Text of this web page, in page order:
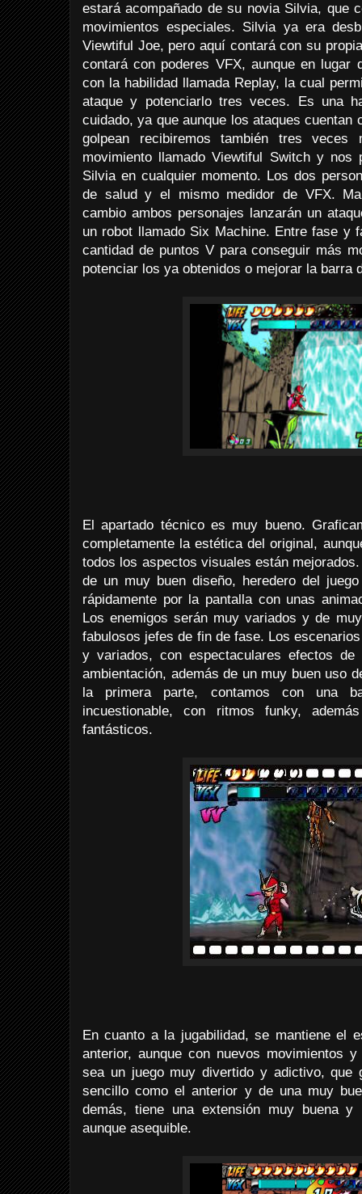
estará acompañado de su novia Silvia, que
movimientos especiales. Silvia ya era
Viewtiful Joe, pero aquí contará con su
contará con poderes VFX, aunque en lugar
con la habilidad llamada Replay, la cual
ataque y potenciarlo tres veces. Es una
cuidado, ya que aunque los ataques
golpean recibiremos también tres veces
movimiento llamado Viewtiful Switch y
Silvia en cualquier momento. Los dos
de salud y el mismo medidor de VFX.
cambio ambos personajes lanzarán un
un robot llamado Six Machine. Entre fase y
cantidad de puntos V para conseguir más
potenciar los ya obtenidos o mejorar la barra
El apartado técnico es muy bueno.
completamente la estética del original,
todos los aspectos visuales están
de un muy buen diseño, heredero del
rápidamente por la pantalla con unas
Los enemigos serán muy variados y de
fabulosos jefes de fin de fase. Los
y variados, con espectaculares efectos
ambientación, además de un muy buen uso
la primera parte, contamos con una
incuestionable, con ritmos funky,
fantásticos.
En cuanto a la jugabilidad, se mantiene el
anterior, aunque con nuevos movimientos
sea un juego muy divertido y adictivo, que
sencillo como el anterior y de una muy
demás, tiene una extensión muy buena
aunque asequible.